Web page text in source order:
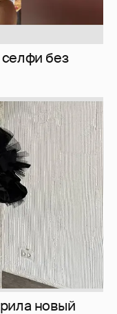
новый